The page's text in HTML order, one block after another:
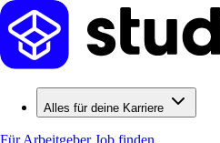
Alles für deine Karriere
Für ArbeitgeberJob finden